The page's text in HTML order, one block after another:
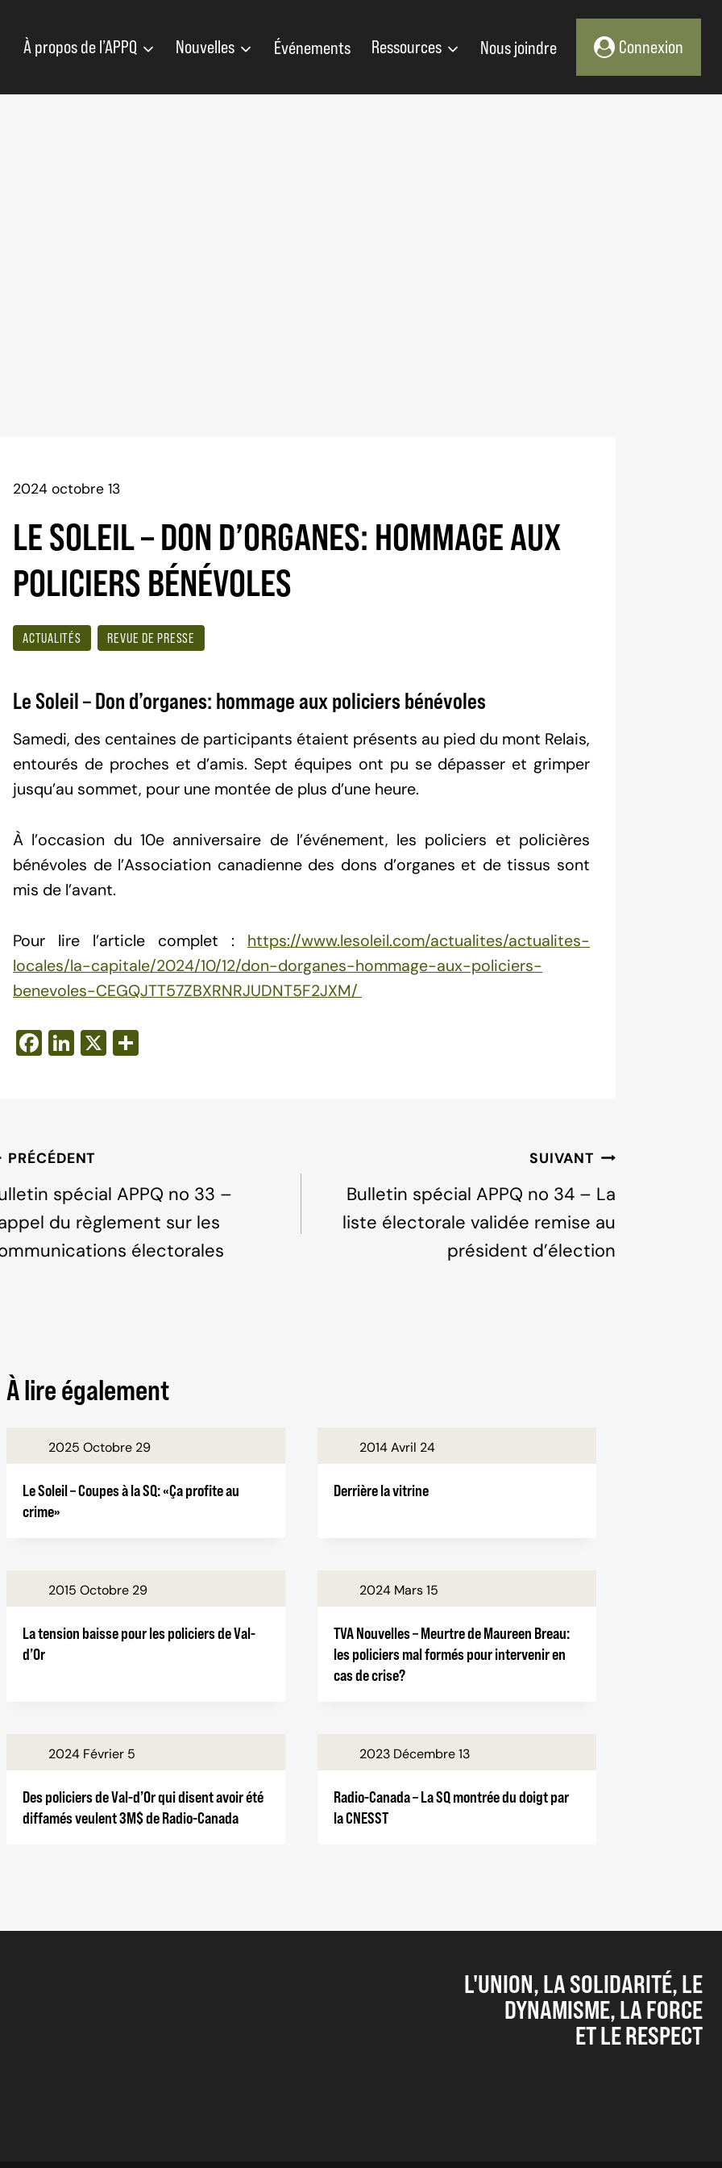
À propos de l’APPQ Nouvelles Événements Ressources Nous joindre Connexion
ACTUALITÉS REVUE DE PRESSE
LE SOLEIL – DON D’ORGANES: HOMMAGE AUX
POLICIERS BÉNÉVOLES
2024 octobre 13
Le Soleil – Don d’organes: hommage aux policiers bénévoles
Samedi, des centaines de participants étaient présents au pied du mont Relais,
entourés de proches et d’amis. Sept équipes ont pu se dépasser et grimper
jusqu’au sommet, pour une montée de plus d’une heure.
À l’occasion du 10e anniversaire de l’événement, les policiers et policières
bénévoles de l’Association canadienne des dons d’organes et de tissus sont
mis de l’avant.
Pour lire l’article complet : https://www.lesoleil.com/actualites/actualites-
locales/la-capitale/2024/10/12/don-dorganes-hommage-aux-policiers-
benevoles-CEGQJTT57ZBXRNRJUDNT5F2JXM/
F
b
o
o
k
Li
dI
n
X
PRÉCÉDENT
spécial APPQ no 33 –
du règlement sur les
électorales
SUIVANT
Bulletin spécial APPQ no 34 – La
liste électorale validée remise au
président d’élection
À lire également
2025 Octobre 29
Le Soleil – Coupes à la SQ: «Ça profite au
crime»
2014 Avril 24
Derrière la vitrine
2015 Octobre 29
La tension baisse pour les policiers de Val-
d’Or
2024 Mars 15
TVA Nouvelles – Meurtre de Maureen Breau:
les policiers mal formés pour intervenir en
cas de crise?
2024 Février 5
Des policiers de Val-d’Or qui disent avoir été
diffamés veulent 3M$ de Radio-Canada
2023 Décembre 13
Radio-Canada – La SQ montrée du doigt par
la CNESST
L'UNION, LA SOLIDARITÉ, LE
DYNAMISME, LA FORCE
ET LE RESPECT